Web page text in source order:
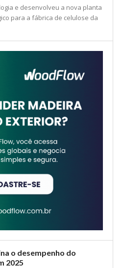
e desenvolveu a nova planta
para a fábrica de celulose da
o desempenho do
2025